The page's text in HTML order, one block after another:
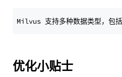
优化小贴士